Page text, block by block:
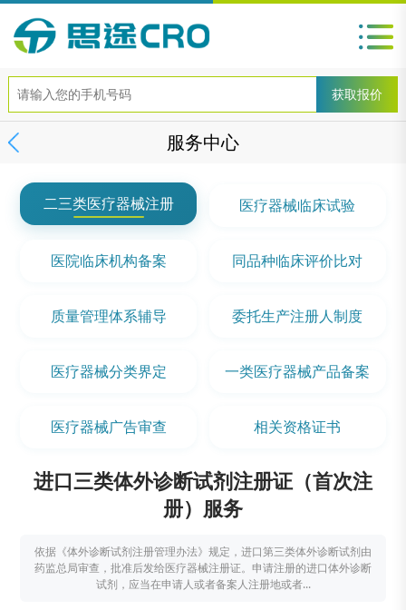
服务中心
二三类医疗器械注册 医疗器械临床试验
医院临床机构备案 同品种临床评价比对
质量管理体系辅导 委托生产注册人制度
医疗器械分类界定 一类医疗器械产品备案
医疗器械广告审查 相关资格证书
进口三类体外诊断试剂注册证（首次注
册）服务
依据《体外诊断试剂注册管理办法》规定，进口第三类体外诊断试剂由
药监总局审查，批准后发给医疗器械注册证。申请注册的进口体外诊断
试剂，应当在申请人或者备案人注册地或者...